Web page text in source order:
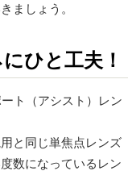
ましょう。
ひと工夫！
ト（アシスト）レン
と同じ単焦点レンズ
数になっているレン